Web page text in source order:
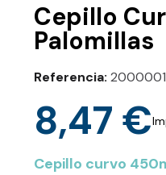
Cepillo
Palomillas
Referencia
8,47 €
Cepillo curvo